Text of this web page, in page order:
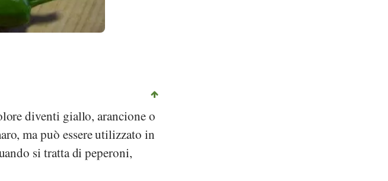
diventi giallo, arancione o
ma può essere utilizzato in
si tratta di peperoni,